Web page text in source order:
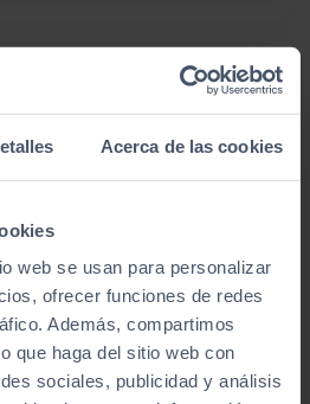
Acerca de las cookies
web se usan para personalizar
ofrecer funciones de redes
Además, compartimos
que haga del sitio web con
sociales, publicidad y análisis
en Sibuscascoche?
con confianza
revisados
revisadospor nuestro
profesionales.